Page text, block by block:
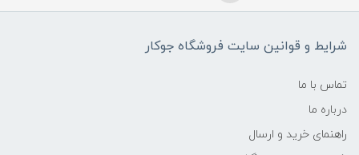
شرایط و قوانین سایت فروشگاه جوکار
تماس با ما
درباره ما
راهنمای خرید و ارسال